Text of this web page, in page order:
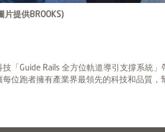
提供BROOKS)
「Guide Rails 全方位軌道導引支撐系統
位跑者擁有產業界最領先的科技和品質，